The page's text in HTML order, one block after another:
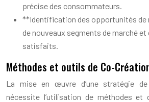
précise des consommateurs.
**Identification des opportunités de
de nouveaux segments de marché et
satisfaits.
Méthodes et outils de Co-
La mise en œuvre d’une stratégie
nécessite l’utilisation de méthodes et